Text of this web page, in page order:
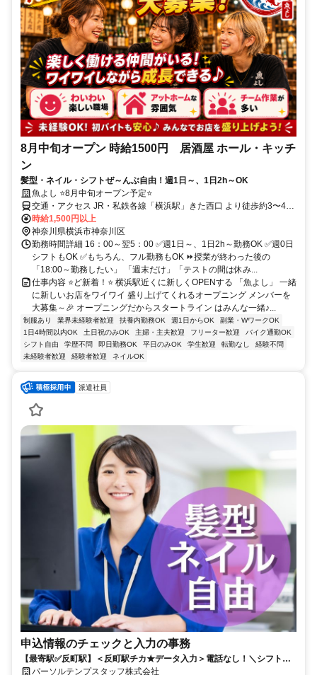
8月中旬オープン 時給1500円 居酒屋 ホール・キッチ
ン
髪型・ネイル・シフトぜ～んぶ自由！週1日～、1日2h～OK
魚よし ⭐8月中旬オープン予定⭐
交通・アクセス JR・私鉄各線「横浜駅」きた西口 より徒歩約3〜4分
（西口からお越しの場合は徒歩約5〜6分）
時給1,500円以上
神奈川県横浜市神奈川区
勤務時間詳細 16：00～翌5：00 ✅週1日～、1日2h～勤務OK ✅週0日
シフトもOK ✅もちろん、フル勤務もOK ⏩授業が終わった後の
「18:00～勤務したい」 「週末だけ」「テストの間は休み...
仕事内容 ⭐ど新着！⭐ 横浜駅近くに新しくOPENする 「魚よし」 一緒
に新しいお店をワイワイ 盛り上げてくれるオープニング メンバーを
大募集～🎉 オープニングだからスタートライン はみんな一緒♪...
制服あり 業界未経験者歓迎 扶養内勤務OK 週1日からOK
副業・WワークOK
1日4時間以内OK
土日祝のみOK 主婦・主夫歓迎 フリーター歓迎
バイク通勤OK
シフト自由
学歴不問 即日勤務OK 平日のみOK 学生歓迎 転勤なし
経験不問
未経験者歓迎
経験者歓迎 ネイルOK
派遣社員
申込情報のチェックと入力の事務
【最寄駅✅反町駅】＜反町駅チカ★データ入力＞電話なし！＼シフト勤
務で働こう／
パーソルテンプスタッフ株式会社